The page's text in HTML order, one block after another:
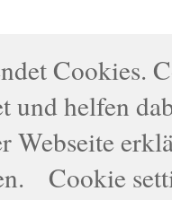
Cookies.
und helfen
Webseite
Cookie